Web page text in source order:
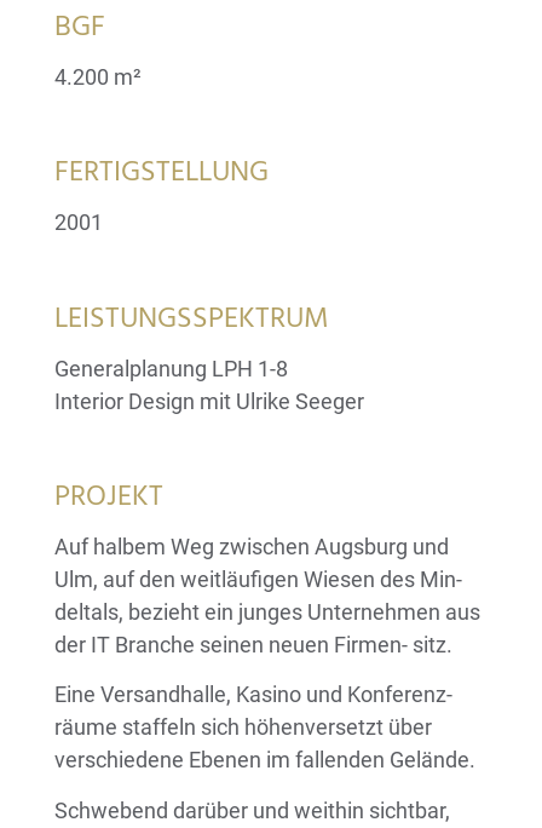
BGF
4.200 m²
FERTIGSTELLUNG
2001
LEISTUNGSSPEKTRUM
Generalplanung LPH 1-8
Interior Design mit Ulrike Seeger
PROJEKT
Auf halbem Weg zwischen Augsburg und
Ulm, auf den weitläufigen Wiesen des Min-
deltals, bezieht ein junges Unternehmen aus
der IT Branche seinen neuen Firmen- sitz.
Eine Versandhalle, Kasino und Konferenz-
räume staffeln sich höhenversetzt über
verschiedene Ebenen im fallenden Gelände.
Schwebend darüber und weithin sichtbar,